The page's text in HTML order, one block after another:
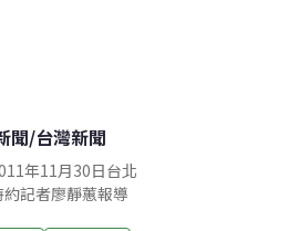
聞/台灣新聞
年11月30日台北
約記者廖靜蕙報導